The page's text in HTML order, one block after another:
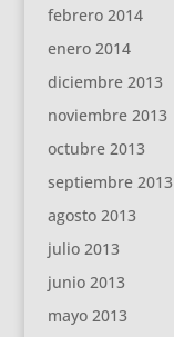
febrero 2014
enero 2014
diciembre 2013
noviembre 2013
octubre 2013
septiembre 2013
agosto 2013
julio 2013
junio 2013
mayo 2013